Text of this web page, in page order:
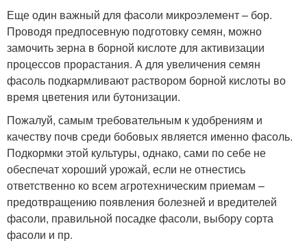
Еще один важный для фасоли микроэлемент – бор.
Проводя предпосевную подготовку семян, можно
замочить зерна в борной кислоте для активизации
процессов прорастания. А для увеличения семян
фасоль подкармливают раствором борной кислоты во
время цветения или бутонизации.
Пожалуй, самым требовательным к удобрениям и
качеству почв среди бобовых является именно фасоль.
Подкормки этой культуры, однако, сами по себе не
обеспечат хороший урожай, если не отнестись
ответственно ко всем агротехническим приемам –
предотвращению появления болезней и вредителей
фасоли, правильной посадке фасоли, выбору сорта
фасоли и пр.